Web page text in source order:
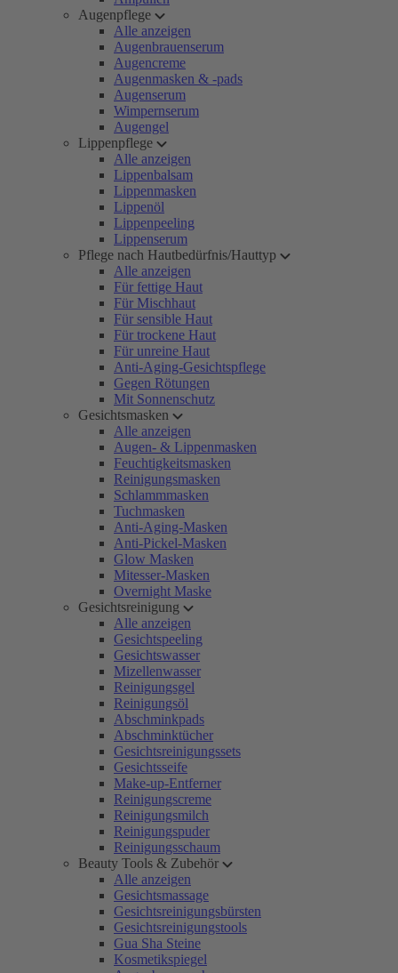
Augenpflege
Alle anzeigen
Augenbrauenserum
Augencreme
Augenmasken & -pads
Augenserum
Wimpernserum
Augengel
Lippenpflege
Alle anzeigen
Lippenbalsam
Lippenmasken
Lippenöl
Lippenpeeling
Lippenserum
Pflege nach Hautbedürfnis/Hauttyp
Alle anzeigen
Für fettige Haut
Für Mischhaut
Für sensible Haut
Für trockene Haut
Für unreine Haut
Anti-Aging-Gesichtspflege
Gegen Rötungen
Mit Sonnenschutz
Gesichtsmasken
Alle anzeigen
Augen- & Lippenmasken
Feuchtigkeitsmasken
Reinigungsmasken
Schlammmasken
Tuchmasken
Anti-Aging-Masken
Anti-Pickel-Masken
Glow Masken
Mitesser-Masken
Overnight Maske
Gesichtsreinigung
Alle anzeigen
Gesichtspeeling
Gesichtswasser
Mizellenwasser
Reinigungsgel
Reinigungsöl
Abschminkpads
Abschminktücher
Gesichtsreinigungssets
Gesichtsseife
Make-up-Entferner
Reinigungscreme
Reinigungsmilch
Reinigungspuder
Reinigungsschaum
Beauty Tools & Zubehör
Alle anzeigen
Gesichtsmassage
Gesichtsreinigungsbürsten
Gesichtsreinigungstools
Gua Sha Steine
Kosmetikspiegel